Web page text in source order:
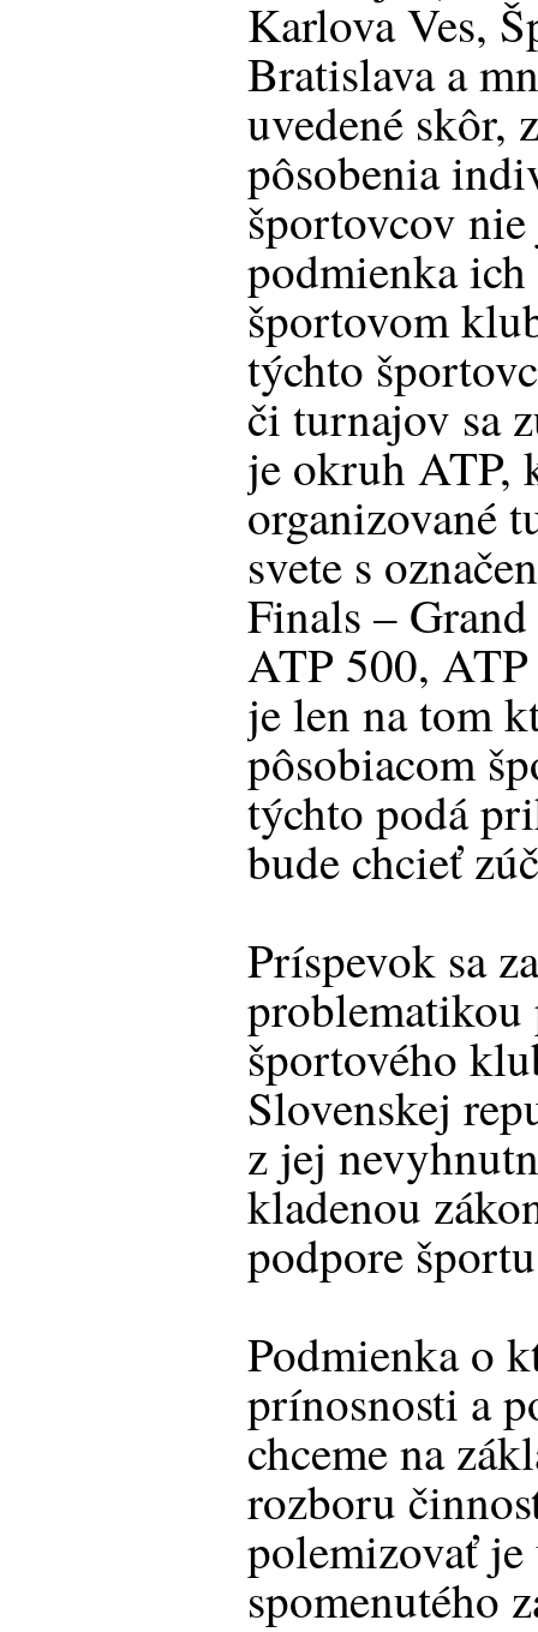
Karlova Ves,
Bratislava a
uvedené skôr,
pôsobenia
športovcov
podmienka
športovom
týchto
či turnajov sa
je okruh ATP,
organizované
svete s
Finals –
ATP 500,
je len na tom
pôsobiacom
týchto podá
bude chcieť
Príspevok sa
športového
Slovenskej
z jej
kladenou
podpore
Podmienka o
prínosnosti a
chceme na
rozboru
polemizovať je
spomenutého